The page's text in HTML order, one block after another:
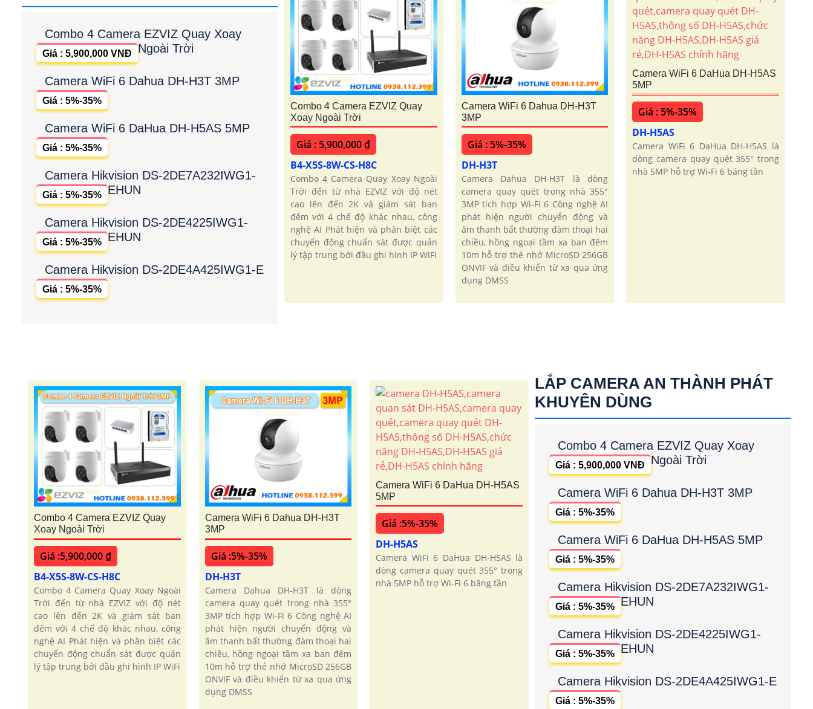
Combo 4 Camera EZVIZ Quay Xoay
Ngoài Trời
Giá : 5,900,000 VNĐ
Camera WiFi 6 Dahua DH-H3T 3MP
Giá : 5%-35%
Camera WiFi 6 DaHua DH-H5AS 5MP
Giá : 5%-35%
Camera Hikvision DS-2DE7A232IWG1-
EHUN
Giá : 5%-35%
Camera Hikvision DS-2DE4225IWG1-
EHUN
Giá : 5%-35%
Camera Hikvision DS-2DE4A425IWG1-E
Giá : 5%-35%
Combo 4 Camera EZVIZ Quay
Xoay Ngoài Trời
Giá : 5,900,000 ₫
B4-X5S-8W-CS-H8C
Combo 4 Camera Quay Xoay Ngoài
Trời đến từ nhà EZVIZ với độ nét
cao lên đến 2K và giám sát ban
đêm với 4 chế độ khác nhau, công
nghệ AI Phát hiện và phân biệt các
chuyển động chuẩn sát được quản
lý tập trung bởi đầu ghi hình IP WiFi
Camera WiFi 6 Dahua DH-H3T
3MP
Giá : 5%-35%
DH-H3T
Camera Dahua DH-H3T là dòng
camera quay quét trong nhà 355°
3MP tích hợp Wi-Fi 6 Công nghệ AI
phát hiện người chuyển động và
âm thanh bất thường đàm thoại hai
chiều, hồng ngoại tầm xa ban đêm
10m hỗ trợ thẻ nhớ MicroSD 256GB
ONVIF và điều khiển từ xa qua ứng
dụng DMSS
Camera WiFi 6 DaHua DH-H5AS
5MP
Giá : 5%-35%
DH-H5AS
Camera WiFi 6 DaHua DH-H5AS là
dòng camera quay quét 355° trong
nhà 5MP hỗ trợ Wi-Fi 6 băng tần
Combo 4 Camera EZVIZ Quay
Xoay Ngoài Trời
Giá :5,900,000 ₫
B4-X5S-8W-CS-H8C
Combo 4 Camera Quay Xoay Ngoài
Trời đến từ nhà EZVIZ với độ nét
cao lên đến 2K và giám sát ban
đêm với 4 chế độ khác nhau, công
nghệ AI Phát hiện và phân biệt các
chuyển động chuẩn sát được quản
lý tập trung bởi đầu ghi hình IP WiFi
Camera WiFi 6 Dahua DH-H3T
3MP
Giá :5%-35%
DH-H3T
Camera Dahua DH-H3T là dòng
camera quay quét trong nhà 355°
3MP tích hợp Wi-Fi 6 Công nghệ AI
phát hiện người chuyển động và
âm thanh bất thường đàm thoại hai
chiều, hồng ngoại tầm xa ban đêm
10m hỗ trợ thẻ nhớ MicroSD 256GB
ONVIF và điều khiển từ xa qua ứng
dụng DMSS
Camera WiFi 6 DaHua DH-H5AS
5MP
Giá :5%-35%
DH-H5AS
Camera WiFi 6 DaHua DH-H5AS là
dòng camera quay quét 355° trong
nhà 5MP hỗ trợ Wi-Fi 6 băng tần
LẮP CAMERA AN THÀNH PHÁT
KHUYÊN DÙNG
Combo 4 Camera EZVIZ Quay Xoay
Ngoài Trời
Giá : 5,900,000 VNĐ
Camera WiFi 6 Dahua DH-H3T 3MP
Giá : 5%-35%
Camera WiFi 6 DaHua DH-H5AS 5MP
Giá : 5%-35%
Camera Hikvision DS-2DE7A232IWG1-
EHUN
Giá : 5%-35%
Camera Hikvision DS-2DE4225IWG1-
EHUN
Giá : 5%-35%
Camera Hikvision DS-2DE4A425IWG1-E
Giá : 5%-35%